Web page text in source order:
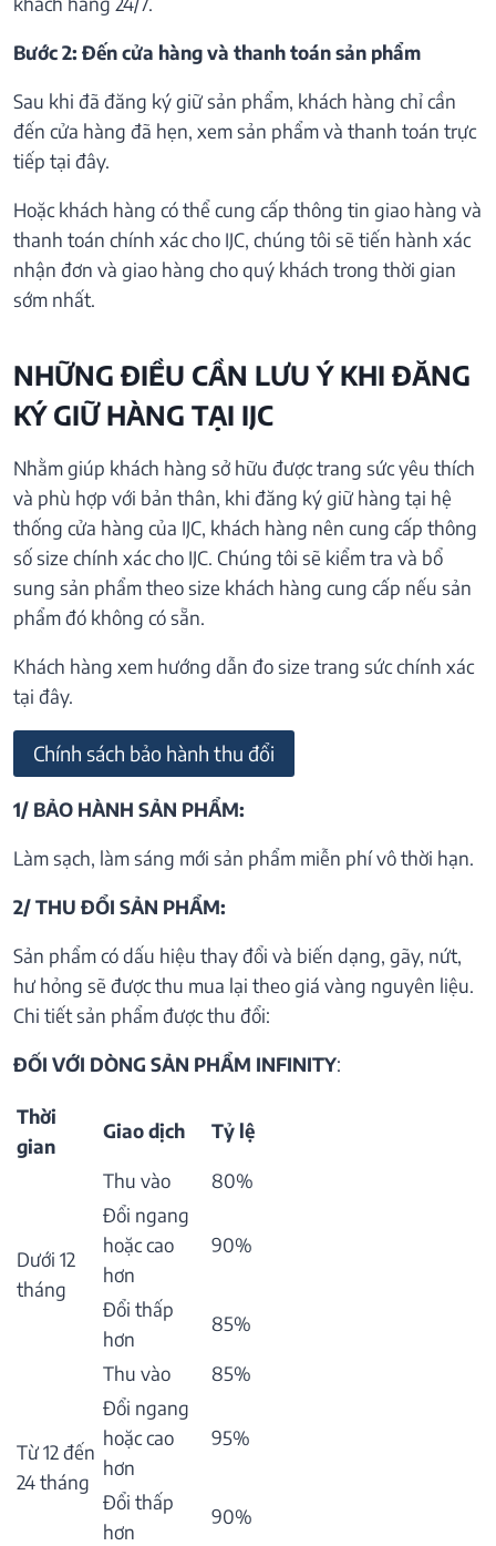
Bước 2: Đến cửa hàng và thanh toán sản phẩm
Sau khi đã đăng ký giữ sản phẩm, khách hàng chỉ cần
đến cửa hàng đã hẹn, xem sản phẩm và thanh toán trực
tiếp tại đây.
Hoặc khách hàng có thể cung cấp thông tin giao hàng và
thanh toán chính xác cho IJC, chúng tôi sẽ tiến hành xác
nhận đơn và giao hàng cho quý khách trong thời gian
sớm nhất.
NHỮNG ĐIỀU CẦN LƯU Ý KHI ĐĂNG
KÝ GIỮ HÀNG TẠI IJC
Nhằm giúp khách hàng sở hữu được trang sức yêu thích
và phù hợp với bản thân, khi đăng ký giữ hàng tại hệ
thống cửa hàng của IJC, khách hàng nên cung cấp thông
số size chính xác cho IJC. Chúng tôi sẽ kiểm tra và bổ
sung sản phẩm theo size khách hàng cung cấp nếu sản
phẩm đó không có sẵn.
Khách hàng xem hướng dẫn đo size trang sức chính xác
tại đây.
Chính sách bảo hành thu đổi
1/ BẢO HÀNH SẢN PHẨM:
Làm sạch, làm sáng mới sản phẩm miễn phí vô thời hạn.
2/ THU ĐỔI SẢN PHẨM:
Sản phẩm có dấu hiệu thay đổi và biến dạng, gãy, nứt,
hư hỏng sẽ được thu mua lại theo giá vàng nguyên liệu.
Chi tiết sản phẩm được thu đổi:
ĐỐI VỚI DÒNG SẢN PHẨM INFINITY:
Thời
gian
Giao dịch Tỷ lệ
Dưới 12
tháng
Thu vào
80%
Đổi ngang
hoặc cao
hơn
90%
Đổi thấp
hơn
85%
Từ 12 đến
24 tháng
Thu vào
85%
Đổi ngang
hoặc cao
hơn
95%
Đổi thấp
hơn
90%